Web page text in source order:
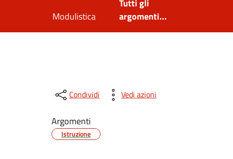
Modulistica
Tutti gli
argomenti...
Condividi Vedi azioni
Argomenti
Istruzione